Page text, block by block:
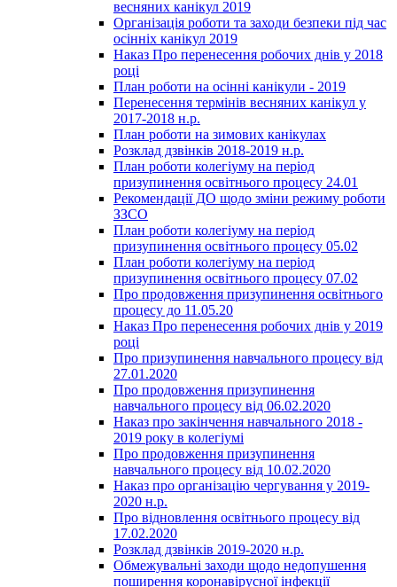
весняних канікул 2019
Організація роботи та заходи безпеки під час
осінніх канікул 2019
Наказ Про перенесення робочих днів у 2018
році
План роботи на осінні канікули - 2019
Перенесення термінів весняних канікул у
2017-2018 н.р.
План роботи на зимових канікулах
Розклад дзвінків 2018-2019 н.р.
План роботи колегіуму на період
призупинення освітнього процесу 24.01
Рекомендації ДО щодо зміни режиму роботи
ЗЗСО
План роботи колегіуму на період
призупинення освітнього процесу 05.02
План роботи колегіуму на період
призупинення освітнього процесу 07.02
Про продовження призупинення освітнього
процесу до 11.05.20
Наказ Про перенесення робочих днів у 2019
році
Про призупинення навчального процесу від
27.01.2020
Про продовження призупинення
навчального процесу від 06.02.2020
Наказ про закінчення навчального 2018 -
2019 року в колегіумі
Про продовження призупинення
навчального процесу від 10.02.2020
Наказ про організацію чергування у 2019-
2020 н.р.
Про відновлення освітнього процесу від
17.02.2020
Розклад дзвінків 2019-2020 н.р.
Обмежувальні заходи щодо недопушення
поширення коронавірусної інфекції